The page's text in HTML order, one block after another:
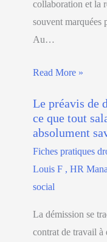
collaboration et la
souvent marquées
Au…
Read More »
Le préavis de
ce que tout
absolument
Fiches pratiques
Louis F , HR
social
La démission se
contrat de travail à